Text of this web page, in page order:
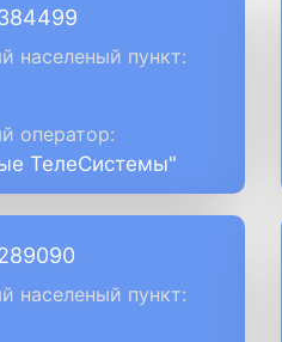
населеный пункт:
оператор:
ТелеСистемы"
населеный пункт: